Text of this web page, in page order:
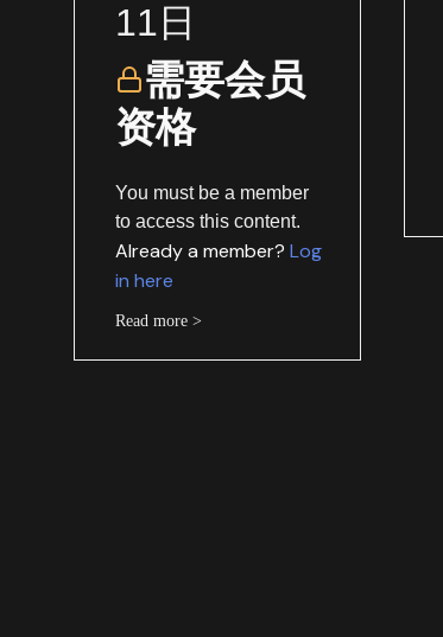
11日
需要会员
资格
You must be a member
to access this content.
Already a member? Log
in here
Read more >